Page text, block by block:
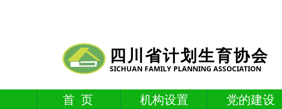
四川省计划生育协会
SICHUAN FAMILY PLANNING ASSOCIATION
首 页 机构设置 党的建设